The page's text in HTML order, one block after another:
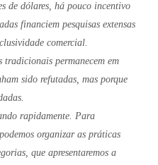
de dólares, há pouco incentivo
financiem pesquisas extensas
comercial.
tradicionais permanecem em
sido refutadas, mas porque
rapidamente. Para
organizar as práticas
que apresentaremos a